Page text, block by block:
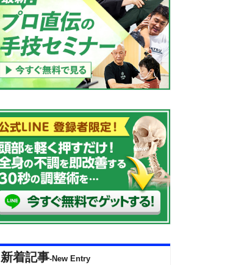
新着記事-New Entry